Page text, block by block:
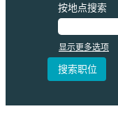
按地点搜索
显示更多选项